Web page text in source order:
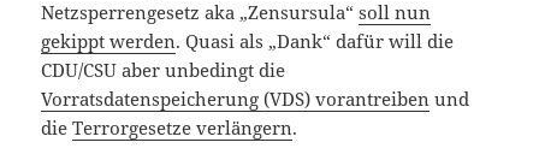
Netzsperrengesetz aka „Zensursula“soll nun
gekippt werden. Quasi als „Dank“ dafür will die
CDU/CSU aber unbedingt die
Vorratsdatenspeicherung (VDS) vorantreiben und
dieTerrorgesetze verlängern.